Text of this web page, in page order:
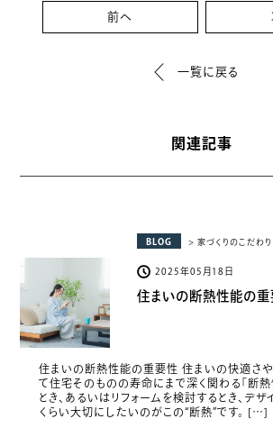
前へ
一覧に戻る
関連記事
BLOG > 家づくりのこだわり
2025年05月18日
住まいの断熱性能の重
住まいの断熱性能の重要性 住まいの快適さや
て住宅そのものの寿命にまで深く関わる「断熱
とき、あるいはリフォームを検討するとき、デザ
くらい大切にしたいのがこの“断熱”です。 […]